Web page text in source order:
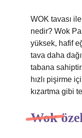
WOK tavası
nedir? Wok
yüksek, hafif
tava daha
tabana
hızlı pişirme
kızartma gibi
Wok